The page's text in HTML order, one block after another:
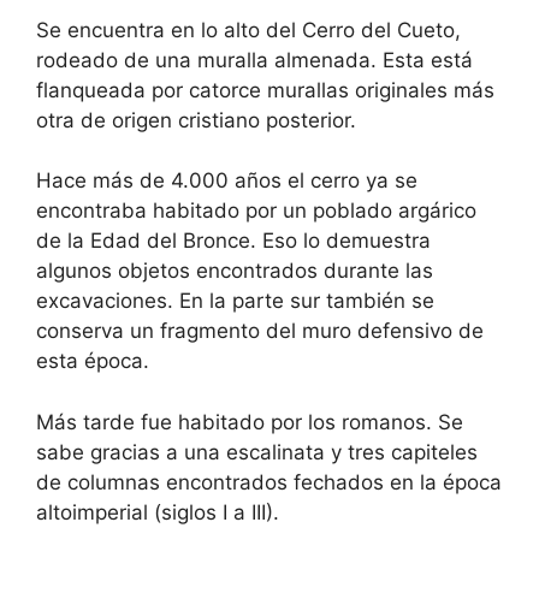
Se encuentra en lo alto del Cerro del Cueto,
rodeado de una muralla almenada. Esta está
flanqueada por catorce murallas originales más
otra de origen cristiano posterior.
Hace más de 4.000 años el cerro ya se
encontraba habitado por un poblado argárico
de la Edad del Bronce. Eso lo demuestra
algunos objetos encontrados durante las
excavaciones. En la parte sur también se
conserva un fragmento del muro defensivo de
esta época.
Más tarde fue habitado por los romanos. Se
sabe gracias a una escalinata y tres capiteles
de columnas encontrados fechados en la época
altoimperial (siglos I a III).